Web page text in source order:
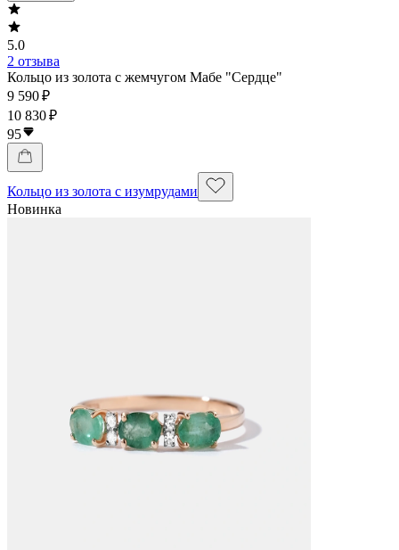
5.0
2 отзыва
Кольцо из золота с жемчугом Мабе "Сердце"
9 590 ₽
10 830 ₽
95
Кольцо из золота с изумрудами
Новинка